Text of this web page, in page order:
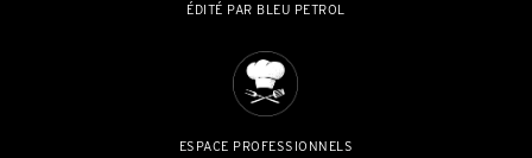
ÉDITÉ PAR BLEU PETROL
ESPACE PROFESSIONNELS